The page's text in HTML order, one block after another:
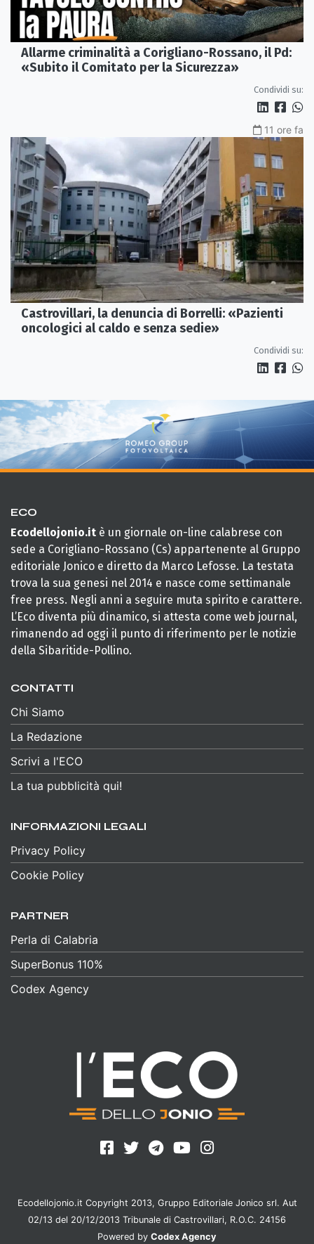
Allarme criminalità a Corigliano-Rossano, il Pd:
«Subito il Comitato per la Sicurezza»
Condividi su:
11 ore fa
Castrovillari, la denuncia di Borrelli: «Pazienti
oncologici al caldo e senza sedie»
Condividi su:
ECO
Ecodellojonio.it è un giornale on-line calabrese con
sede a Corigliano-Rossano (Cs) appartenente al Gruppo
editoriale Jonico e diretto da Marco Lefosse. La testata
trova la sua genesi nel 2014 e nasce come settimanale
free press. Negli anni a seguire muta spirito e carattere.
L’Eco diventa più dinamico, si attesta come web journal,
rimanendo ad oggi il punto di riferimento per le notizie
della Sibaritide-Pollino.
CONTATTI
Chi Siamo
La Redazione
Scrivi a l'ECO
La tua pubblicità qui!
INFORMAZIONI LEGALI
Privacy Policy
Cookie Policy
PARTNER
Perla di Calabria
SuperBonus 110%
Codex Agency
Ecodellojonio.it Copyright 2013, Gruppo Editoriale Jonico srl. Aut
02/13 del 20/12/2013 Tribunale di Castrovillari, R.O.C. 24156
Powered by Codex Agency